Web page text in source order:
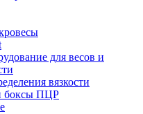
для весов и
вязкости
боксы ПЦР